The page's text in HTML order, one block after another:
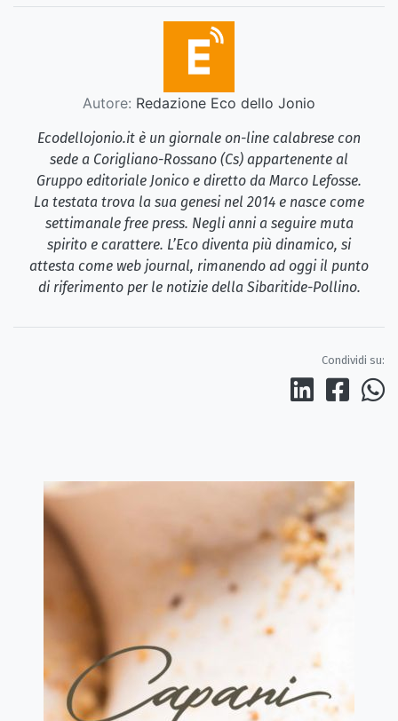
Autore: Redazione Eco dello Jonio
Ecodellojonio.it è un giornale on-line calabrese con
sede a Corigliano-Rossano (Cs) appartenente al
Gruppo editoriale Jonico e diretto da Marco Lefosse.
La testata trova la sua genesi nel 2014 e nasce come
settimanale free press. Negli anni a seguire muta
spirito e carattere. L’Eco diventa più dinamico, si
attesta come web journal, rimanendo ad oggi il punto
di riferimento per le notizie della Sibaritide-Pollino.
Condividi su: